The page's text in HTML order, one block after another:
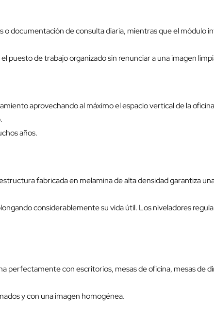
documentación de consulta diaria, mientras que el módulo
de trabajo organizado sin renunciar a una imagen
aprovechando al máximo el espacio vertical de la
años.
fabricada en melamina de alta densidad garantiza
considerablemente su vida útil. Los niveladores
perfectamente con escritorios, mesas de oficina, mesas de
y con una imagen homogénea.